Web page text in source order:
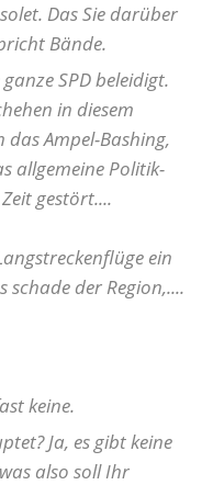
Das Sie darüber
Bände.
SPD beleidigt.
in diesem
Ampel-Bashing,
allgemeine Politik-
gestört....
ein
der Region,....
keine.
Ja, es gibt keine
also soll Ihr